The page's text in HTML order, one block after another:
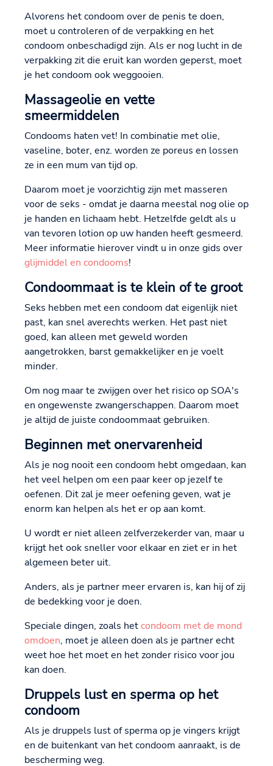
Alvorens het condoom over de penis te doen,
moet u controleren of de verpakking en het
condoom onbeschadigd zijn. Als er nog lucht in de
verpakking zit die eruit kan worden geperst, moet
je het condoom ook weggooien.
Massageolie en vette
smeermiddelen
Condooms haten vet! In combinatie met olie,
vaseline, boter, enz. worden ze poreus en lossen
ze in een mum van tijd op.
Daarom moet je voorzichtig zijn met masseren
voor de seks - omdat je daarna meestal nog olie op
je handen en lichaam hebt. Hetzelfde geldt als u
van tevoren lotion op uw handen heeft gesmeerd.
Meer informatie hierover vindt u in onze gids over
glijmiddel en condooms!
Condoommaat is te klein of te groot
Seks hebben met een condoom dat eigenlijk niet
past, kan snel averechts werken. Het past niet
goed, kan alleen met geweld worden
aangetrokken, barst gemakkelijker en je voelt
minder.
Om nog maar te zwijgen over het risico op SOA's
en ongewenste zwangerschappen. Daarom moet
je altijd de juiste condoommaat gebruiken.
Beginnen met onervarenheid
Als je nog nooit een condoom hebt omgedaan, kan
het veel helpen om een paar keer op jezelf te
oefenen. Dit zal je meer oefening geven, wat je
enorm kan helpen als het er op aan komt.
U wordt er niet alleen zelfverzekerder van, maar u
krijgt het ook sneller voor elkaar en ziet er in het
algemeen beter uit.
Anders, als je partner meer ervaren is, kan hij of zij
de bedekking voor je doen.
Speciale dingen, zoals hetcondoom met de mond
omdoen, moet je alleen doen als je partner echt
weet hoe het moet en het zonder risico voor jou
kan doen.
Druppels lust en sperma op het
condoom
Als je druppels lust of sperma op je vingers krijgt
en de buitenkant van het condoom aanraakt, is de
bescherming weg.